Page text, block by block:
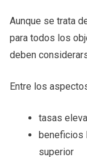
Aunque se trata
para todos los
deben
Entre los
tasas
beneficios
superior